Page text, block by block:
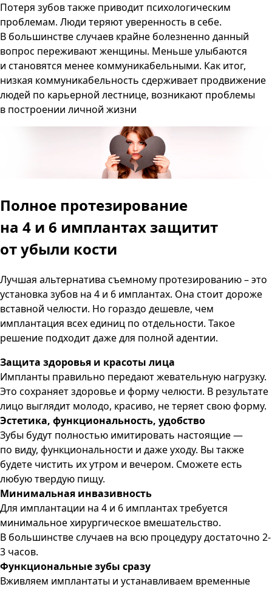
Потеря зубов также приводит психологическим
проблемам. Люди теряют уверенность в себе.
В большинстве случаев крайне болезненно данный
вопрос переживают женщины. Меньше улыбаются
и становятся менее коммуникабельными. Как итог,
низкая коммуникабельность сдерживает продвижение
людей по карьерной лестнице, возникают проблемы
в построении личной жизни
Полное протезирование
на 4 и 6 имплантахзащитит
от убыли кости
Лучшая альтернатива съемному протезированию – это
установка зубов на 4 и 6 имплантах. Она стоит дороже
вставной челюсти. Но гораздо дешевле, чем
имплантация всех единиц по отдельности. Такое
решение подходит даже для полной адентии.
Защита здоровья и красоты лица
Импланты правильно передают жевательную нагрузку.
Это сохраняет здоровье и форму челюсти. В результате
лицо выглядит молодо, красиво, не теряет свою форму.
Эстетика, функциональность, удобство
Зубы будут полностью имитировать настоящие —
по виду, функциональности и даже уходу. Вы также
будете чистить их утром и вечером. Сможете есть
любую твердую пищу.
Минимальная инвазивность
Для имплантации на 4 и 6 имплантах требуется
минимальное хирургическое вмешательство.
В большинстве случаев на всю процедуру достаточно 2-
3 часов.
Функциональные зубы сразу
Вживляем имплантаты и устанавливаем временные